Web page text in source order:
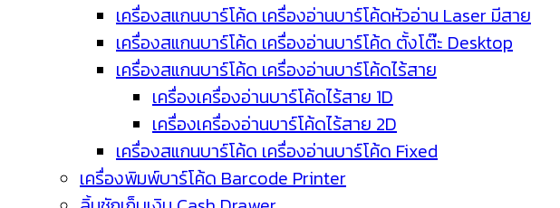
เครื่องสแกนบาร์โค้ด เครื่องอ่านบาร์โค้ดหัวอ่าน Laser มีสาย
เครื่องสแกนบาร์โค้ด เครื่องอ่านบาร์โค้ด ตั้งโต๊ะ Desktop
เครื่องสแกนบาร์โค้ด เครื่องอ่านบาร์โค้ดไร้สาย
เครื่องเครื่องอ่านบาร์โค้ดไร้สาย 1D
เครื่องเครื่องอ่านบาร์โค้ดไร้สาย 2D
เครื่องสแกนบาร์โค้ด เครื่องอ่านบาร์โค้ด Fixed
เครื่องพิมพ์บาร์โค้ด Barcode Printer